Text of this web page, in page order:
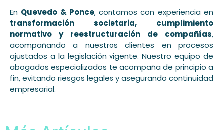
En Quevedo & Ponce, contamos con experiencia en
transformación societaria, cumplimiento
normativo y reestructuración de compañías,
acompañando a nuestros clientes en procesos
ajustados a la legislación vigente. Nuestro equipo de
abogados especializados te acompaña de principio a
fin, evitando riesgos legales y asegurando continuidad
empresarial.